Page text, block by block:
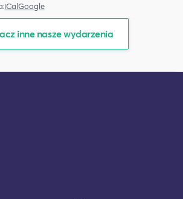
iCalGoogle
inne nasze wydarzenia